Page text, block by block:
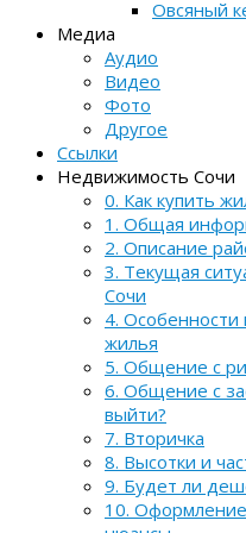
Овсяный
Медиа
Аудио
Видео
Фото
Другое
Ссылки
Недвижимость Сочи
0. Как купить
1. Общая
2. Описание
3. Текущая
Сочи
4.
жилья
5. Общение с
6. Общение с
выйти?
7. Вторичка
8. Высотки и
9. Будет ли
10.